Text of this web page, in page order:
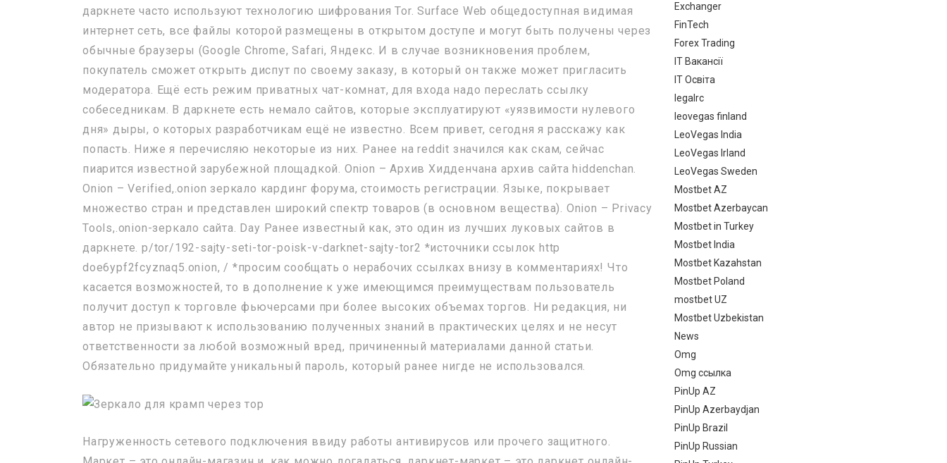
даркнете часто используют технологию шифрования Tor. Surface Web общедоступная видимая
интернет сеть, все файлы которой размещены в открытом доступе и могут быть получены через
обычные браузеры (Google Chrome, Safari, Яндекс. И в случае возникновения проблем,
покупатель сможет открыть диспут по своему заказу, в который он также может пригласить
модератора. Ещё есть режим приватных чат-комнат, для входа надо переслать ссылку
собеседникам. В даркнете есть немало сайтов, которые эксплуатируют «уязвимости нулевого
дня» дыры, о которых разработчикам ещё не известно. Всем привет, сегодня я расскажу как
попасть. Ниже я перечисляю некоторые из них. Ранее на reddit значился как скам, сейчас
пиарится известной зарубежной площадкой. Onion – Архив Хидденчана архив сайта hiddenchan.
Onion – Verified,.onion зеркало кардинг форума, стоимость регистрации. Языке, покрывает
множество стран и представлен широкий спектр товаров (в основном вещества). Onion – Privacy
Tools,.onion-зеркало сайта. Day Ранее известный как, это один из лучших луковых сайтов в
даркнете. p/tor/192-sajty-seti-tor-poisk-v-darknet-sajty-tor2 *источники ссылок http
doe6ypf2fcyznaq5.onion, / *просим сообщать о нерабочих ссылках внизу в комментариях! Что
касается возможностей, то в дополнение к уже имеющимся преимуществам пользователь
получит доступ к торговле фьючерсами при более высоких объемах торгов. Ни редакция, ни
автор не призывают к использованию полученных знаний в практических целях и не несут
ответственности за любой возможный вред, причиненный материалами данной статьи.
Обязательно придумайте уникальный пароль, который ранее нигде не использовался.
Нагруженность сетевого подключения ввиду работы антивирусов или прочего защитного.
Exchanger
FinTech
Forex Trading
IT Вакансії
IT Освіта
legalrc
leovegas finland
LeoVegas India
LeoVegas Irland
LeoVegas Sweden
Mostbet AZ
Mostbet Azerbaycan
Mostbet in Turkey
Mostbet India
Mostbet Kazahstan
Mostbet Poland
mostbet UZ
Mostbet Uzbekistan
News
Omg
Omg ссылка
PinUp AZ
PinUp Azerbaydjan
PinUp Brazil
PinUp Russian